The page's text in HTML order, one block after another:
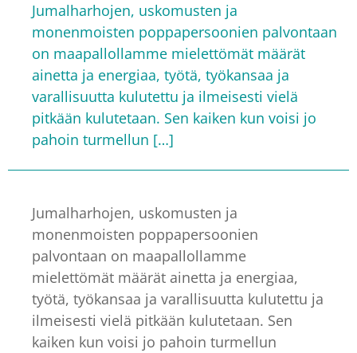
Jumalharhojen, uskomusten ja
monenmoisten poppapersoonien palvontaan
on maapallollamme mielettömät määrät
ainetta ja energiaa, työtä, työkansaa ja
varallisuutta kulutettu ja ilmeisesti vielä
pitkään kulutetaan. Sen kaiken kun voisi jo
pahoin turmellun […]
Jumalharhojen, uskomusten ja
monenmoisten poppapersoonien
palvontaan on maapallollamme
mielettömät määrät ainetta ja energiaa,
työtä, työkansaa ja varallisuutta kulutettu ja
ilmeisesti vielä pitkään kulutetaan. Sen
kaiken kun voisi jo pahoin turmellun